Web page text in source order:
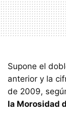
Supone el
anterior y la
de 2009,
la Morosidad